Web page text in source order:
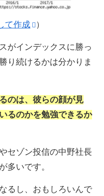
て作成 ）
がインデックスに勝っ
り続けるかは分かりま
のは、彼らの顔が見
るのかを勉強できるか
セゾン投信の中野社長
多いです。
るし、おもしろいんで